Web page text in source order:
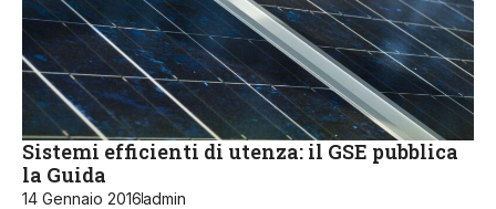
Sistemi efficienti di utenza: il GSE pubblica
la Guida
14 Gennaio 2016admin